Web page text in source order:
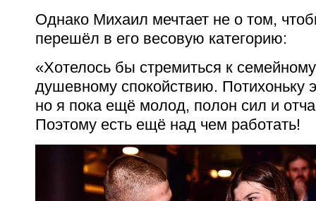
Однако Михаил мечтает не о том,
перешёл в его весовую категорию:
«Хотелось бы стремиться к
душевному спокойствию. Потихоньку
но я пока ещё молод, полон сил и
Поэтому есть ещё над чем работать!